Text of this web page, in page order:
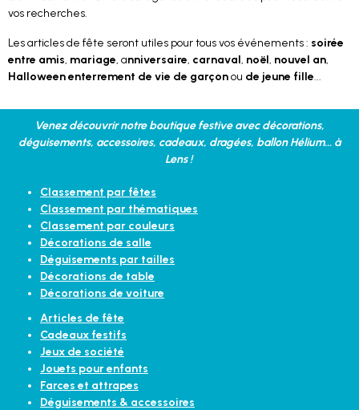
vos recherches.
Les articles de fête seront utiles pour tous vos événements : soirée
entre amis, mariage, anniversaire, carnaval, noël, nouvel an,
Halloween enterrement de vie de garçonou de jeune fille...
Venez découvrir notre boutique festive avec décorations,
déguisements, accessoires, cadeaux, dragées, ballon Hélium... à
Lens !
Classement par fêtes
Classement par thématiques
Classement par couleurs
Décorations de salle
Déguisements par tailles
Décorations de table
Décorations de voiture
Articles de fête
Cadeaux festifs
Jeux de société
Jouets pour enfants
Farces et attrapes
Déguisements & accessoires